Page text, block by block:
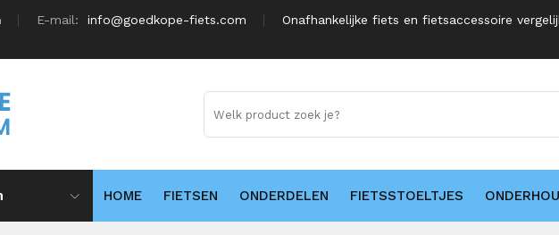
E-mail: info@goedkope-fiets.com
Onafhankelijke fiets en fietsaccessoire
HOME FIETSEN ONDERDELEN FIETSSTOELTJES